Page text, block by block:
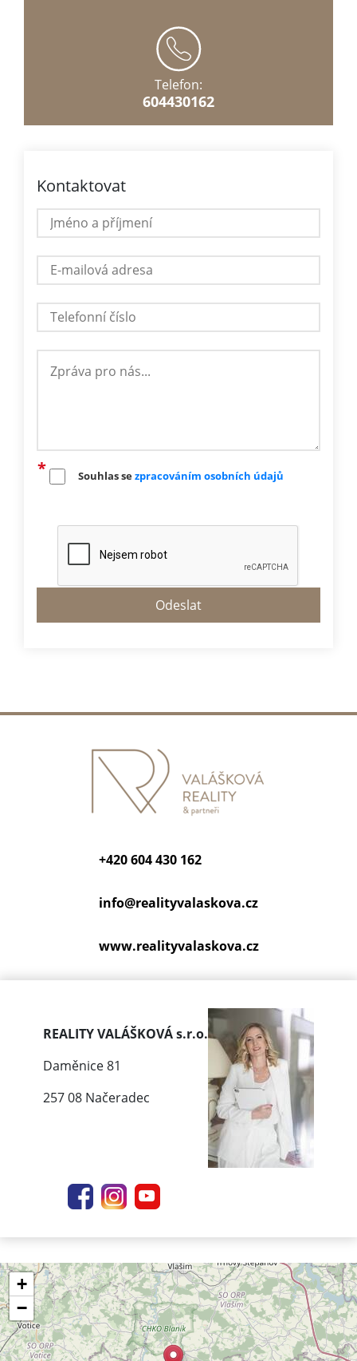
Telefon:
604430162
Kontaktovat
Souhlas se zpracováním osobních údajů
+420 604 430 162
info@realityvalaskova.cz
www.realityvalaskova.cz
REALITY VALÁŠKOVÁ s.r.o.
Daměnice 81
257 08 Načeradec
+
−